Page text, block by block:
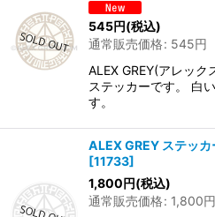
545円(税込)
通常販売価格: 545円
ALEX GREY(アレック
ステッカーです。 白
す。
ALEX GREY ステッ
[11733]
1,800円(税込)
通常販売価格: 1,800円